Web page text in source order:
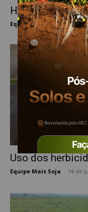
Herbicidas pré-
Equipe Mais Soja - 6 de
Uso dos
Equipe Mais Soja 14 de